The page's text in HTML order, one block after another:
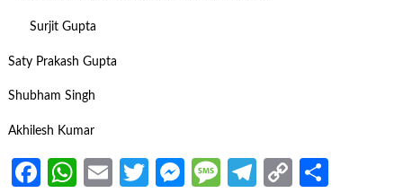
Surjit Gupta
Saty Prakash Gupta
Shubham Singh
Akhilesh Kumar
Facebook
WhatsApp
EmailTwitter
Messenger
Message
Telegram
Copy